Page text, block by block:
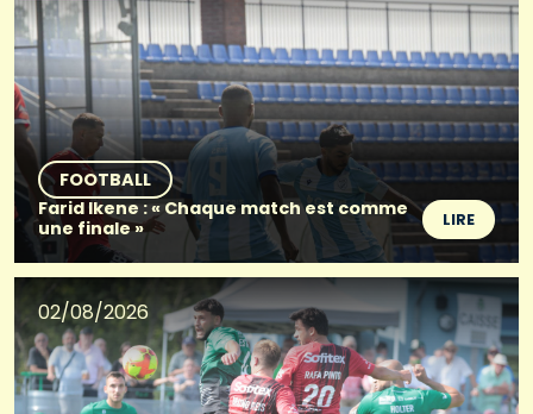
FOOTBALL
Farid Ikene : « Chaque match est comme
une finale »
LIRE
02/08/2026